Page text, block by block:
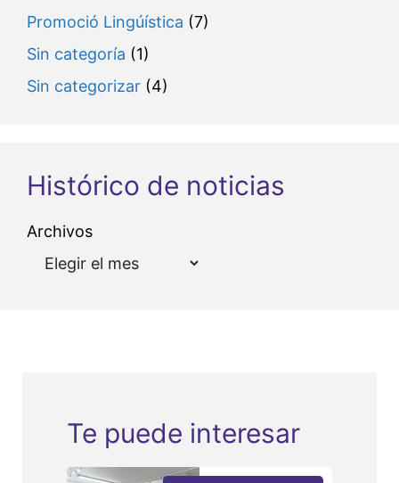
Promoció Lingúística (7)
Sin categoría (1)
Sin categorizar (4)
Histórico de noticias
Archivos
Te puede interesar